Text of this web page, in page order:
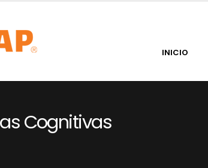
INICIO
Cognitivas